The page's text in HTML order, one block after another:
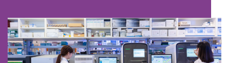
Image
Image